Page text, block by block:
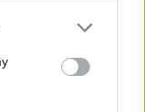
or more Google
You may click to
party tags to
in below Google